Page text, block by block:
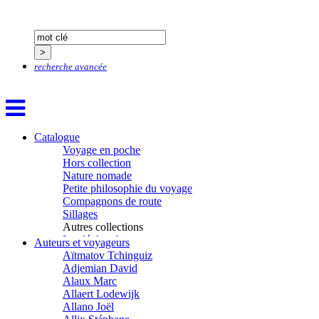
recherche avancée
Catalogue
Voyage en poche
Hors collection
Nature nomade
Petite philosophie du voyage
Compagnons de route
Sillages
Autres collections
La clé des champs
Chemins d’étoiles
Visions
Auteurs et voyageurs
Aïtmatov Tchinguiz
Adjemian David
Alaux Marc
Allaert Lodewijk
Allano Joël